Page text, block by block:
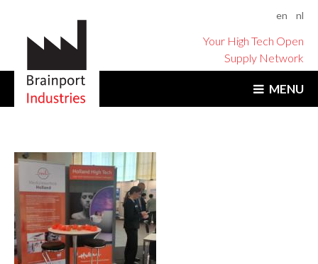
en nl
Your High Tech Open
Supply Network
MENU